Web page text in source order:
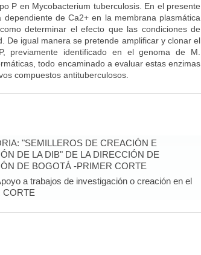
P en Mycobacterium tuberculosis. En el presente
de Ca2+ en la membrana plasmática
determinar el efecto que las condiciones de
De igual manera se pretende amplificar y clonar el
previamente identificado en el genoma de M.
todo encaminado a evaluar estas enzimas
compuestos antituberculosos.
"SEMILLEROS DE CREACIÓN E
DE LA DIB" DE LA DIRECCIÓN DE
DE BOGOTÁ -PRIMER CORTE
a trabajos de investigación o creación en el
CORTE